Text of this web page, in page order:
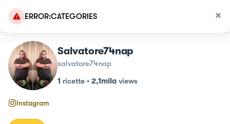
ERROR:CATEGORIES
Salvatore74nap
salvatore74nap
1 ricette • 2,1mila views
Instagram